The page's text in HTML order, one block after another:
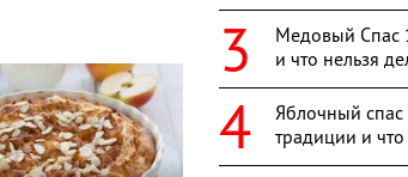
Медовый Спас
и что нельзя
Яблочный спас
традиции и что